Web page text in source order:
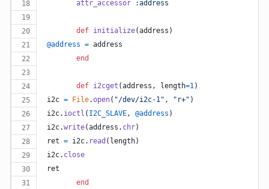
attr_accessor :address
def initialize(address )
@address = address
end
def i2cget (address , length=1)
i2c = File.open( "/dev/i2c-1" , "r+" )
i2c. ioctl ( I2C_SLAVE, @address )
i2c.write(address . chr)
ret = i2c. read ( length)
i2c. close
ret
end